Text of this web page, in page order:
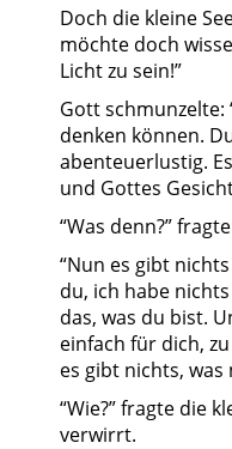
Doch die kleine
möchte doch
Licht zu sein!”
Gott schmunzelte:
denken können.
abenteuerlustig.
und Gottes
“Was denn?”
“Nun es gibt
du, ich habe
das, was du bist.
einfach für dich,
es gibt nichts, was
“Wie?” fragte die
verwirrt.